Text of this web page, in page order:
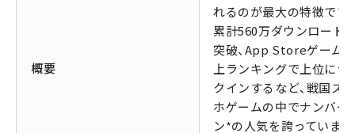
概要
れるのが最大の特徴です
累計560万ダウンロード
突破、App Storeゲーム
上ランキングで上位にラ
クインするなど、戦国ス
ホゲームの中でナンバー
ン*の人気を誇っています